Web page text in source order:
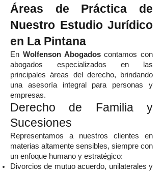
Áreas de Práctica de
Nuestro Estudio Jurídico
en La Pintana
En Wolfenson Abogadoscontamos con
abogados especializados en las
principales áreas del derecho, brindando
una asesoría integral para personas y
empresas.
Derecho de Familia y
Sucesiones
Representamos a nuestros clientes en
materias altamente sensibles, siempre con
un enfoque humano y estratégico:
Divorcios de mutuo acuerdo, unilaterales y